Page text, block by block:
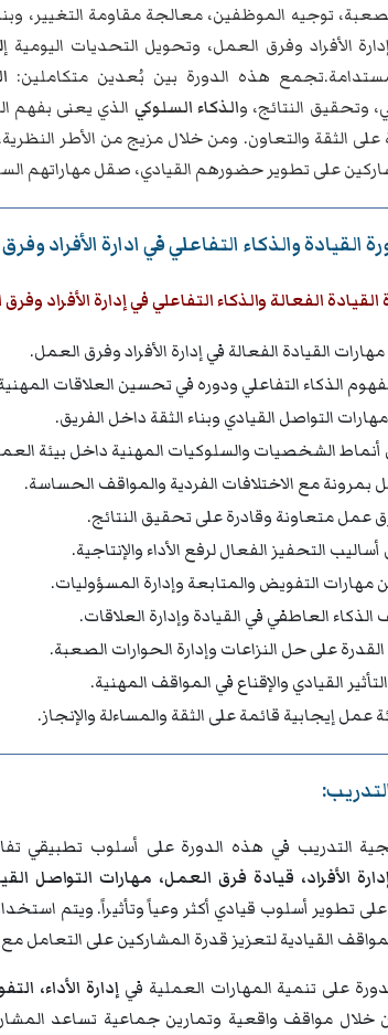
توجيه الموظفين، معالجة مقاومة التغيير،
الأفراد وفرق العمل، وتحويل التحديات اليومية
هذه الدورة بين بُعدين متكاملين:
وتحقيق النتائج، والذكاء السلوكي الذي يعنى بفهم
الثقة والتعاون. ومن خلال مزيج من الأطر
على تطوير حضورهم القيادي، صقل مهاراتهم
القيادة والذكاء التفاعلي في ادارة الأفراد
الفعالة والذكاء التفاعلي في إدارة الأفراد
القيادة الفعالة في إدارة الأفراد وفرق العمل.
الذكاء التفاعلي ودوره في تحسين العلاقات
التواصل القيادي وبناء الثقة داخل الفريق.
الشخصيات والسلوكيات المهنية داخل بيئة
بمرونة مع الاختلافات الفردية والمواقف الحساسة.
عمل متعاونة وقادرة على تحقيق النتائج.
التحفيز الفعال لرفع الأداء والإنتاجية.
التفويض والمتابعة وإدارة المسؤوليات.
العاطفي في القيادة وإدارة العلاقات.
على حل النزاعات وإدارة الحوارات الصعبة.
القيادي والإقناع في المواقف المهنية.
عمل إيجابية قائمة على الثقة والمساءلة والإنجاز.
التدريب في هذه الدورة على أسلوب تطبيقي
الأفراد، قيادة فرق العمل، مهارات التواصل
تطوير أسلوب قيادي أكثر وعياً وتأثيراً. ويتم
القيادية لتعزيز قدرة المشاركين على التعامل
على تنمية المهارات العملية في إدارة الأداء،
خلال مواقف واقعية وتمارين جماعية تساعد